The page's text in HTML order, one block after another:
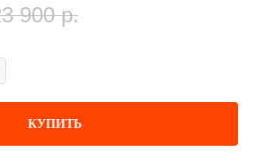
900 р.
КУПИТЬ